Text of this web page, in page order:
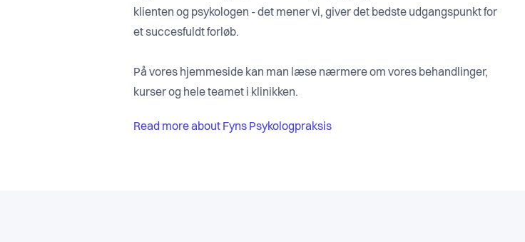
klienten og psykologen - det mener vi, giver det bedste udgangspunkt for
et succesfuldt forløb.
På vores hjemmeside kan man læse nærmere om vores behandlinger,
kurser og hele teamet i klinikken.
Read more about Fyns Psykologpraksis